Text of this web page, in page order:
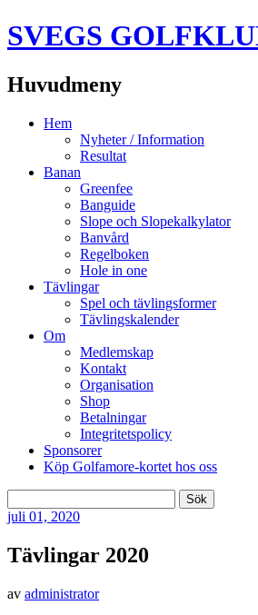
SVEGS
Huvudmeny
HoppaHem
Nyheter / Information
Resultat
Banan
Greenfee
Banguide
Slope och Slopekalkylator
Banvård
Regelboken
Hole in one
Tävlingar
Spel och tävlingsformer
Tävlingskalender
Om
Medlemskap
Kontakt
Organisation
Shop
Betalningar
Integritetspolicy
Sponsorer
Köp Golfamore-kortet hos oss
efter:
juli 01, 2020
Tävlingar 2020
av administrator